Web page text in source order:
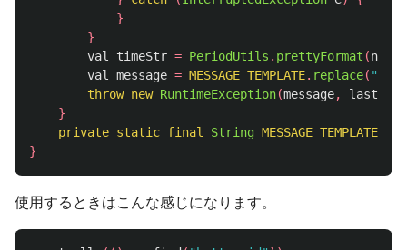
}
}
val
timeStr = PeriodUtils . prettyFormat (now
val
message = MESSAGE_TEMPLATE. replace(
throw new RuntimeException(message,
}
private static final String MESSAGE_TEMPLATE
}
使用するときはこんな感じになります。